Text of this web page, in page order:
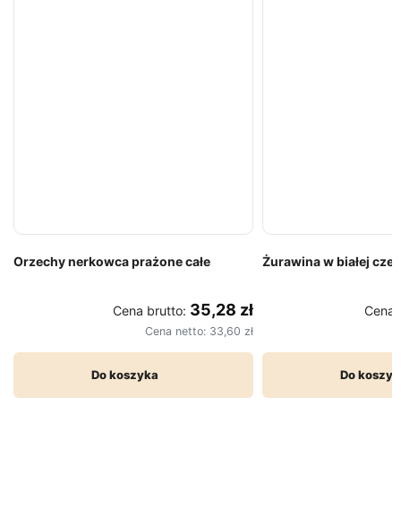
Orzechy nerkowca prażone całe
Cena brutto: 35,28 zł
Cena netto: 33,60 zł
Do koszyka
Żurawina w białej
Cena
Do